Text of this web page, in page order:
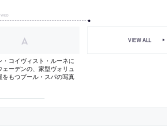
WED
・コイヴィスト・ルーネに
ェーデンの、家型ヴォリュ
をもつプール・スパの写真
VIEW ALL